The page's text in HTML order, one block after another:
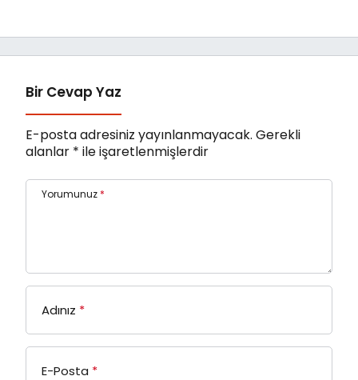
Bir Cevap Yaz
E-posta adresiniz yayınlanmayacak. Gerekli
alanlar * ile işaretlenmişlerdir
Yorumunuz *
Adınız *
E-Posta *